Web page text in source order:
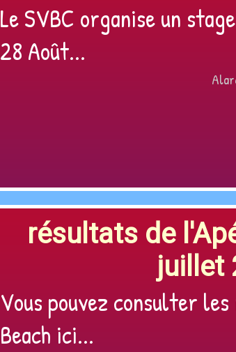
Le SVBC organise un
28 Août...
résultats de
juillet
Vous pouvez consulter
Beach ici...